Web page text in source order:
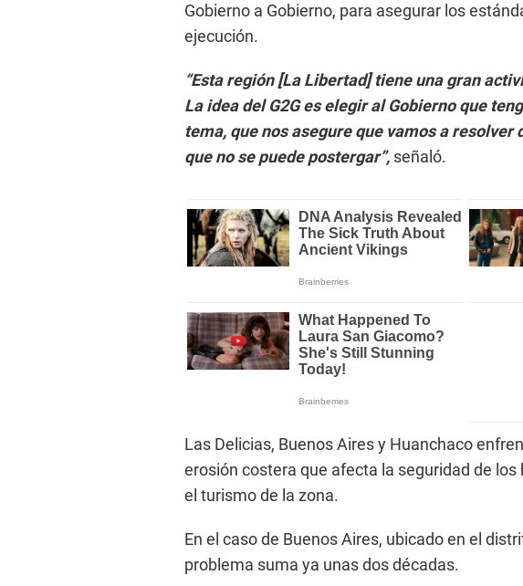
Gobierno a Gobierno, para asegurar los
ejecución.
“Esta región [La Libertad] tiene una gran
La idea del G2G es elegir al Gobierno que
tema, que nos asegure que vamos a
que no se puede postergar”, señaló.
Las Delicias, Buenos Aires y Huanchaco
erosión costera que afecta la seguridad de
el turismo de la zona.
En el caso de Buenos Aires, ubicado en el
problema suma ya unas dos décadas.